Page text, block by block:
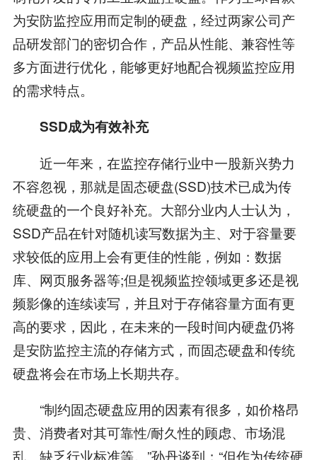
为安防监控应用而定制的硬盘，经过两家公司产
品研发部门的密切合作，产品从性能、兼容性等
多方面进行优化，能够更好地配合视频监控应用
的需求特点。
SSD成为有效补充
近一年来，在监控存储行业中一股新兴势力
不容忽视，那就是固态硬盘(SSD)技术已成为传
统硬盘的一个良好补充。大部分业内人士认为，
SSD产品在针对随机读写数据为主、对于容量要
求较低的应用上会有更佳的性能，例如：数据
库、网页服务器等;但是视频监控领域更多还是视
频影像的连续读写，并且对于存储容量方面有更
高的要求，因此，在未来的一段时间内硬盘仍将
是安防监控主流的存储方式，而固态硬盘和传统
硬盘将会在市场上长期共存。
“制约固态硬盘应用的因素有很多，如价格昂
贵、消费者对其可靠性/耐久性的顾虑、市场混
乱、缺乏行业标准等。”孙丹谈到：“但作为传统硬